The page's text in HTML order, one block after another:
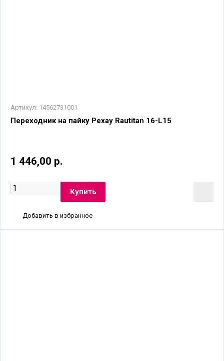
Артикул: 14562731001
Переходник на пайку Рехау Rautitan 16-L15
1 446,00 р.
Добавить в избранное